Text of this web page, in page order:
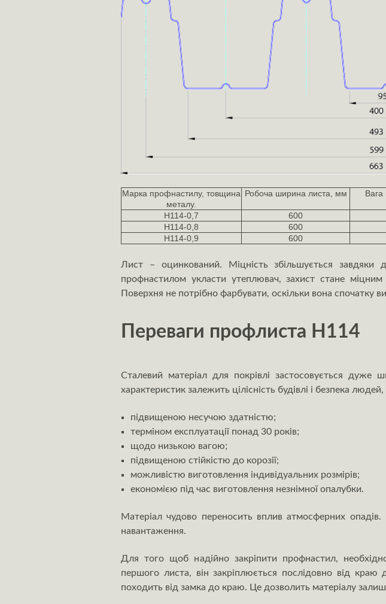
Марка профнастилу, товщина
металу.
Робоча ширина листа, мм
Н114-0,7 600
Н114-0,8
600
Н114-0,9
600
Лист – оцинкований. Міцність збільшується
профнастилом укласти утеплювач, захист стане
Поверхня не потрібно фарбувати, оскільки вона спочатку
Переваги профлиста Н114
Сталевий матеріал для покрівлі застосовується
характеристик залежить цілісність будівлі і безпека
підвищеною несучою здатністю;
терміном експлуатації понад 30 років;
щодо низькою вагою;
підвищеною стійкістю до корозії;
можливістю виготовлення індивідуальних розмірів;
економією під час виготовлення незнімної опалубки.
Матеріал чудово переносить вплив атмосферних
навантаження.
Для того щоб надійно закріпити профнастил,
першого листа, він закріплюється послідовно від
походить від замка до краю. Це дозволить матеріалу